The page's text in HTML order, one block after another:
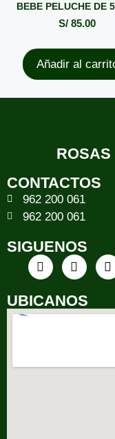
BEBE PELUCHE DE
S/ 85.00
Añadir al
ROSAS
CONTACTOS
962 200 061
962 200 061
SIGUENOS
UBICANOS